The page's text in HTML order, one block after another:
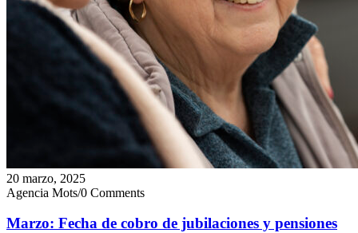
20 marzo, 2025
Agencia Mots/0 Comments
Marzo: Fecha de cobro de jubilaciones y pensiones